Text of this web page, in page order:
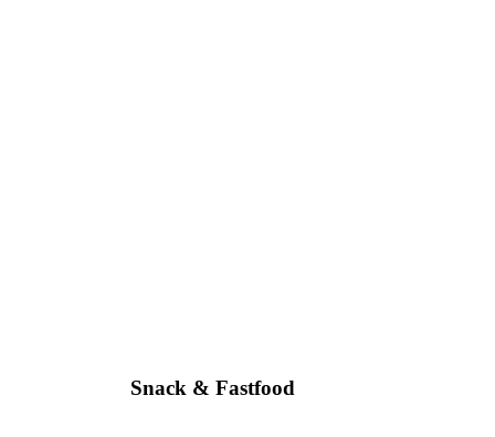
Snack & Fastfood